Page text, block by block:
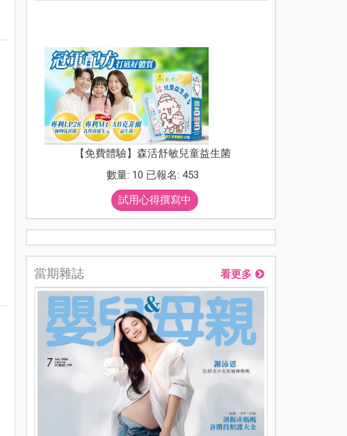
【免費體驗】森活舒敏兒童益生菌
數量: 10 已報名: 453
試用心得撰寫中
當期雜誌 看更多